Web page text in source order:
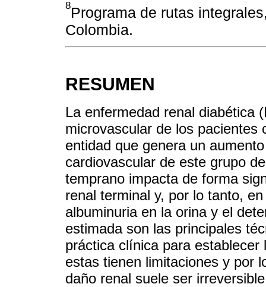
8Programa de rutas
Colombia.
RESUMEN
La enfermedad renal diabética
microvascular de los pacientes
entidad que genera un
cardiovascular de este grupo
temprano impacta de forma
renal terminal y, por lo tanto,
albuminuria en la orina y el
estimada son las principales
práctica clínica para
estas tienen limitaciones y por
daño renal suele ser